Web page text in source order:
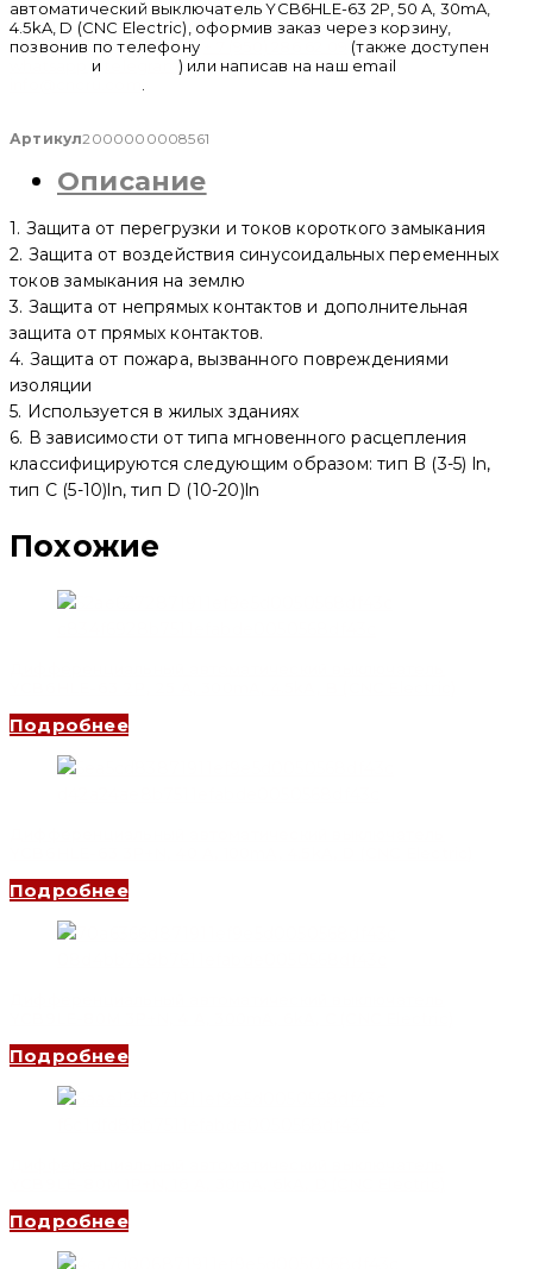
автоматический выключатель YCB6HLE-63 2P, 50 A, 30mA,
4.5kA, D (CNC Electric), оформив заказ через корзину,
позвонив по телефону
(также доступен
и
) или написав на наш email
Артикул2000000008561
Описание
1. Защита от перегрузки и токов короткого замыкания
2. Защита от воздействия синусоидальных переменных
токов замыкания на землю
3. Защита от непрямых контактов и дополнительная
защита от прямых контактов.
4. Защита от пожара, вызванного повреждениями
изоляции
5. Используется в жилых зданиях
6. В зависимости от типа мгновенного расцепления
классифицируются следующим образом: тип B (3-5) ln,
тип C (5-10)ln, тип D (10-20)ln
Похожие
Подробнее
Подробнее
Подробнее
Подробнее